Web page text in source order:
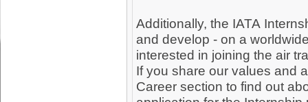
Additionally, the IATA
and develop - on a
interested in joining the air
If you share our values and
Career section to find out